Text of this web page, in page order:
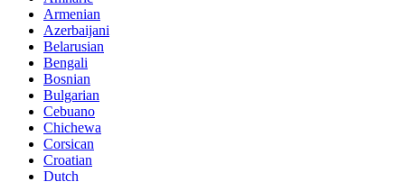
Armenian
Azerbaijani
Belarusian
Bengali
Bosnian
Bulgarian
Cebuano
Chichewa
Corsican
Croatian
Dutch